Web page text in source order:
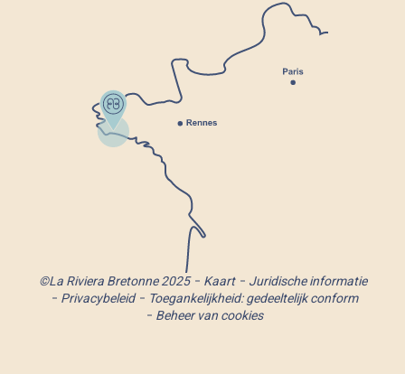
©La Riviera Bretonne 2025 Kaart
Juridische informatie
Privacybeleid
Toegankelijkheid: gedeeltelijk conform
Beheer van cookies